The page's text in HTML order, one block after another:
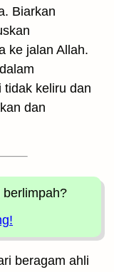
Biarkan
ke jalan Allah.
tidak keliru dan
dan
berlimpah?
beragam ahli